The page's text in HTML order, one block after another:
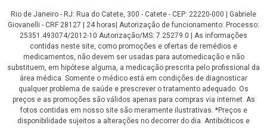
Rio de Janeiro - RJ: Rua do Catete, 300 - Catete - CEP: 22220-000 | Gabriele
Giovanelli - CRF 28127 | 24 horas| Autorização de funcionamento: Processo:
25351.493074/2012-10 Autorização/MS: 7.25279.0 | As informações
contidas neste site, como promoções e ofertas de remédios e
medicamentos, não devem ser usadas para automedicação e não
substituem, em hipótese alguma, a medicação prescrita pelo profissional da
área médica. Somente o médico está em condições de diagnosticar
qualquer problema de saúde e prescrever o tratamento adequado. Os
preços e as promoções são válidos apenas para compras via internet. As
fotos contidas em nosso site são meramente ilustrativas. *Preços e
disponibilidade sujeitos a alterações no decorrer do dia. Antibióticos e